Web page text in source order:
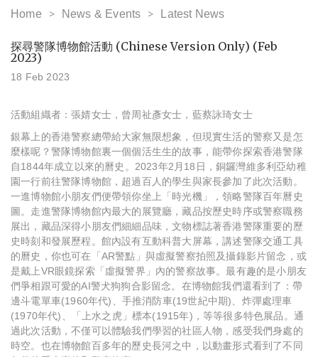
Home News & Events Latest News
探尋警隊博物館活動 (Chinese Version Only) (Feb
2023)
18 Feb 2023
活動組織者：張婧女士，曾周祉彥女士，藍蔡詠琦女士
銀幕上的香港警察總帶給大家無限想象，但現實生活的警察又是怎
麼樣呢？警隊博物館裏一個個活生生的故事，能帶你探索香港警隊
自1844年成立以來的曆史。2023年2月18日，銅鑼灣維多利亞幼稚
園一行前往警隊博物館，超過百人的學生與家長參加了此次活動。
一進博物館小朋友們便帶領你坐上「時光機」，領略警隊百年曆史
圖。走進警隊博物館內最大的展覽廳，藏品按歷史時序或警察職務
展出，藏品深得小朋友們細細品味，文物標誌著香港警隊重要的歷
史時刻和發展歷程。館內設有互動科普大屏幕，講述警隊交通工具
的曆史，你也可在「AR警點」與虛擬警察拍照及攝錄影片留念，或
是戴上VR眼鏡探索「虛擬警界」內的警察故事。最有趣的是小朋友
們爭相跟可愛的AI警犬狗狗合影留念。在博物館我們還看到了：帶
邊斗電單車(1960年代)、手推消防車(19世紀中期)、炸彈處理車
(1970年代)、「上水之虎」標本(1915年)，等等很多特色展品。通
過此次活動，不僅可以體驗我們學習的社區人物，感受我們身處的
時空。也在博物館百多年的歷史長河之中，以動畫形式看到了不同